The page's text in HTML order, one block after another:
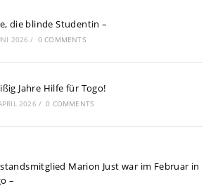
die blinde Studentin –
2026 / 0 COMMENTS
Jahre Hilfe für Togo!
2026 / 0 COMMENTS
Marion Just war im Februar in
–